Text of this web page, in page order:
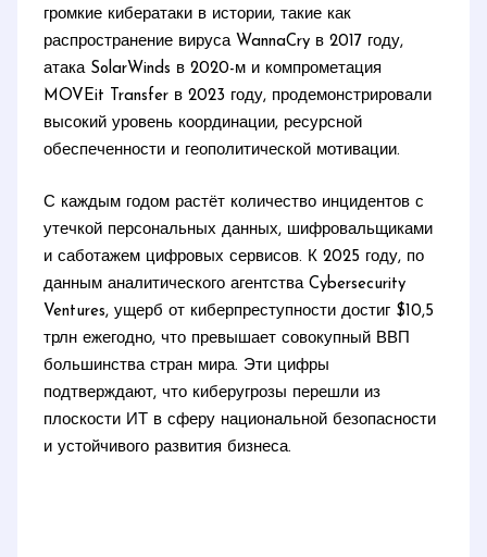
громкие кибератаки в истории, такие как
распространение вируса WannaCry в 2017 году,
атака SolarWinds в 2020-м и компрометация
MOVEit Transfer в 2023 году, продемонстрировали
высокий уровень координации, ресурсной
обеспеченности и геополитической мотивации.
С каждым годом растёт количество инцидентов с
утечкой персональных данных, шифровальщиками
и саботажем цифровых сервисов. К 2025 году, по
данным аналитического агентства Cybersecurity
Ventures, ущерб от киберпреступности достиг $10,5
трлн ежегодно, что превышает совокупный ВВП
большинства стран мира. Эти цифры
подтверждают, что киберугрозы перешли из
плоскости ИТ в сферу национальной безопасности
и устойчивого развития бизнеса.